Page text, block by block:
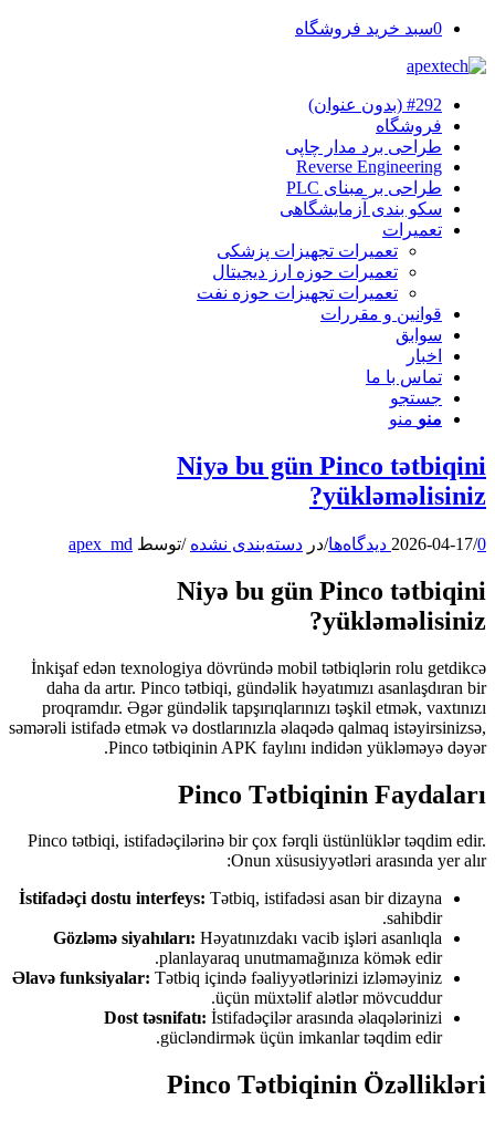
0سبد خرید فروشگاه
#292 (بدون عنوان)
فروشگاه
طراحی برد مدار چاپی
Reverse Engineering
طراحی بر مبنای PLC
سکو بندی آزمایشگاهی
تعمیرات
تعمیرات تجهیزات پزشکی
تعمیرات حوزه ارز دیجیتال
تعمیرات تجهیزات حوزه نفت
قوانین و مقررات
سوابق
اخبار
تماس با ما
جستجو
منو منو
Niyə bu gün Pinco tətbiqini
yükləməlisiniz?
2026-04-17/0 دیدگاه‌ها /در دسته‌بندی نشده /توسط apex_md
Niyə bu gün Pinco tətbiqini
yükləməlisiniz?
İnkişaf edən texnologiya dövründə mobil tətbiqlərin rolu getdikcə
daha da artır. Pinco tətbiqi, gündəlik həyatımızı asanlaşdıran bir
proqramdır. Əgər gündəlik tapşırıqlarınızı təşkil etmək, vaxtınızı
səmərəli istifadə etmək və dostlarınızla əlaqədə qalmaq istəyirsinizsə,
Pinco tətbiqinin APK faylını indidən yükləməyə dəyər.
Pinco Tətbiqinin Faydaları
Pinco tətbiqi, istifadəçilərinə bir çox fərqli üstünlüklər təqdim edir.
Onun xüsusiyyətləri arasında yer alır:
İstifadəçi dostu interfeys: Tətbiq, istifadəsi asan bir dizayna
sahibdir.
Gözləmə siyahıları: Həyatınızdakı vacib işləri asanlıqla
planlayaraq unutmamağınıza kömək edir.
Əlavə funksiyalar: Tətbiq içində fəaliyyətlərinizi izləməyiniz
üçün müxtəlif alətlər mövcuddur.
Dost təsnifatı: İstifadəçilər arasında əlaqələrinizi
gücləndirmək üçün imkanlar təqdim edir.
Pinco Tətbiqinin Özəllikləri